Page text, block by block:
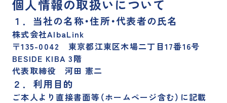
個人情報の取扱いについて
１．当社の名称・住所・代表者の氏名
株式会社AlbaLink
〒135-0042 東京都江東区木場二丁目17番16号
BESIDE KIBA 3階
代表取締役 河田 憲二
２．利用目的
ご本人より直接書面等（ホームページ含む）に記載